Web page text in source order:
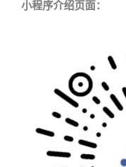
小程序介绍页面：